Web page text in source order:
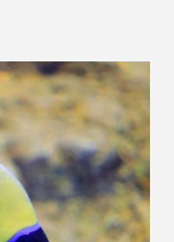
ドスイカ
イ
キアナゴ